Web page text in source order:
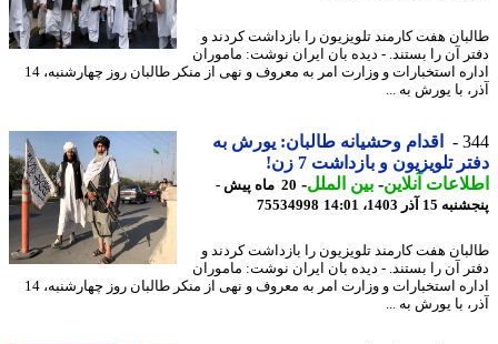
هفت کارمند تلویزیون را بازداشت کردند و
آن را بستند. - دیده بان ایران نوشت: ماموران
اداره استخبارات و وزارت امر به معروف و نهی از منکر طالبان روز چهارشنبه، 14
با یورش به ...
اقدام وحشیانه طالبان: یورش به
تلویزیون و بازداشت 7 زن!
آنلاین-بین الملل-
20 ماه پیش -
آذر 1403، 14:01
75534998
هفت کارمند تلویزیون را بازداشت کردند و
آن را بستند. - دیده بان ایران نوشت: ماموران
اداره استخبارات و وزارت امر به معروف و نهی از منکر طالبان روز چهارشنبه، 14
با یورش به ...